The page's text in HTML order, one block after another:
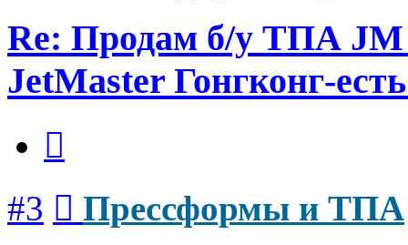
Re: Продам б/у ТПА JM
JetMaster Гонгконг-
#3 Прессформы и ТПА